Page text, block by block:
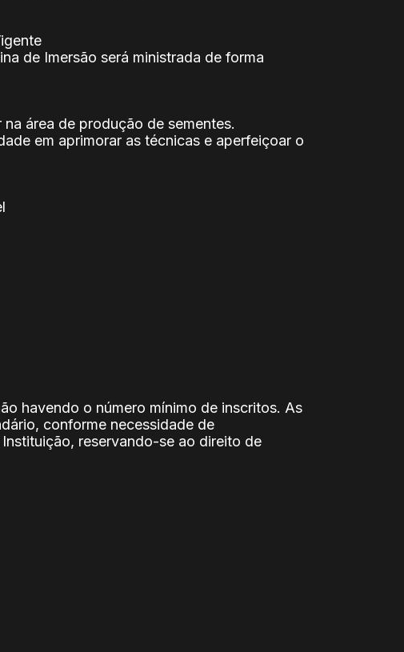
de Imersão será ministrada de forma
área de produção de sementes.
em aprimorar as técnicas e aperfeiçoar o
havendo o número mínimo de inscritos. As
conforme necessidade de
reservando-se ao direito de